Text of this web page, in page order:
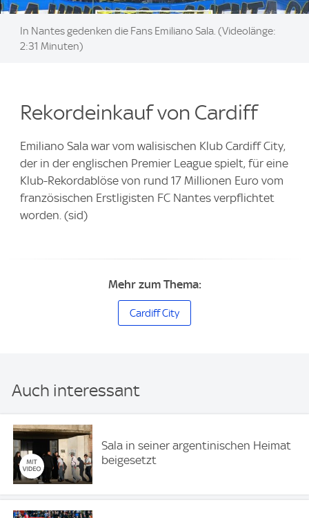
In Nantes gedenken die Fans Emiliano Sala. (Videolänge:
2:31 Minuten)
Rekordeinkauf von Cardiff
Emiliano Sala war vom walisischen Klub Cardiff City,
der in der englischen Premier League spielt, für eine
Klub-Rekordablöse von rund 17 Millionen Euro vom
französischen Erstligisten FC Nantes verpflichtet
worden. (sid)
Mehr zum Thema:
Cardiff City
Auch interessant
Sala in seiner argentinischen Heimat
beigesetzt